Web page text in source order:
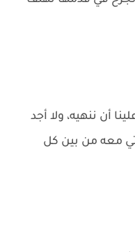
أن ننهيه، ولا أجد
معه من بين كل